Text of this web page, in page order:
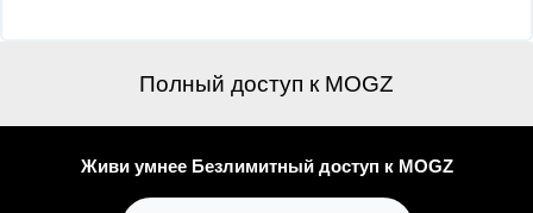
Полный доступ к MOGZ
Живи умнее Безлимитный доступ к MOGZ